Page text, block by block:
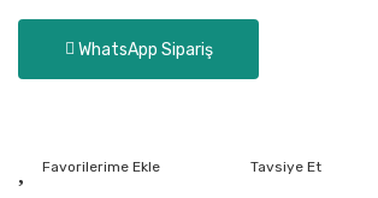
WhatsApp Sipariş
Tavsiye Et